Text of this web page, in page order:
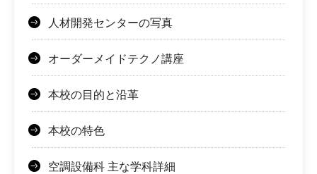
人材開発センターの写真
オーダーメイドテクノ講座
本校の目的と沿革
本校の特色
空調設備科 主な学科詳細